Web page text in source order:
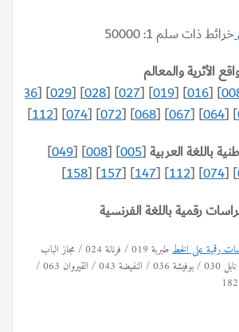
خرائط ذات سلم 1: 50000
الأثرية والمعالم
] [
016
] [
019
] [
027
] [
028
] [
029
] [
036
] [
064
] [
067
] [
068
] [
072
] [
074
] [
112
] [
باللغة العربية[
005
] [
008
] [
049
]
] [
074
] [
112
] [
147
] [
157
] [
158
]
رقمية باللغة الفرنسية
رقمية على الخط طبربة 019 / فرنانة 024 / مجاز الباب
027 / قرمبالية 029 / نابل 030 / بوفيشة 036 / النفيضة 043 / القيروان 063 /